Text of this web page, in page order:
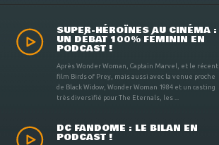
SUPER-HÉROÏNES AU CINÉMA :
UN DÉBAT 100% FÉMININ EN
PODCAST !
Après Wonder Woman, Captain Marvel, et le récent
film Birds of Prey, mais aussi avec la venue proche
de Black Widow, Wonder Woman 1984 et un casting
très diversifié pour The Eternals, les ...
DC FANDOME : LE BILAN EN
PODCAST !